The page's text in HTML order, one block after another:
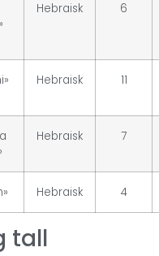
Hebraisk 6
Hebraisk 11
Hebraisk 7
Hebraisk 4
tall